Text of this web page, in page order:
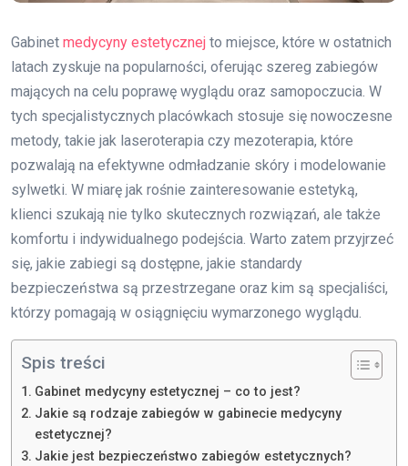
Gabinet medycyny estetycznej to miejsce, które w ostatnich
latach zyskuje na popularności, oferując szereg zabiegów
mających na celu poprawę wyglądu oraz samopoczucia. W
tych specjalistycznych placówkach stosuje się nowoczesne
metody, takie jak laseroterapia czy mezoterapia, które
pozwalają na efektywne odmładzanie skóry i modelowanie
sylwetki. W miarę jak rośnie zainteresowanie estetyką,
klienci szukają nie tylko skutecznych rozwiązań, ale także
komfortu i indywidualnego podejścia. Warto zatem przyjrzeć
się, jakie zabiegi są dostępne, jakie standardy
bezpieczeństwa są przestrzegane oraz kim są specjaliści,
którzy pomagają w osiągnięciu wymarzonego wyglądu.
Spis treści
Gabinet medycyny estetycznej – co to jest?
Jakie są rodzaje zabiegów w gabinecie medycyny
estetycznej?
Jakie jest bezpieczeństwo zabiegów estetycznych?